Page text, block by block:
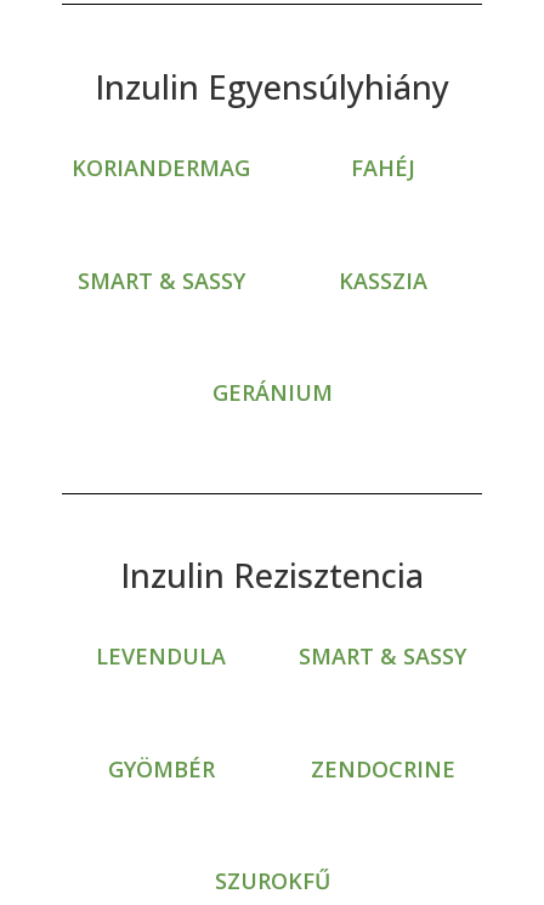
Inzulin Egyensúlyhiány
KORIANDERMAG FAHÉJ
SMART & SASSY KASSZIA
GERÁNIUM
Inzulin Rezisztencia
LEVENDULA SMART & SASSY
GYÖMBÉR ZENDOCRINE
SZUROKFŰ